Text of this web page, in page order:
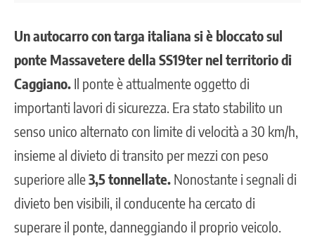
Un autocarro con targa italiana si è bloccato sul
ponte Massavetere della SS19ter nel territorio di
Caggiano. Il ponte è attualmente oggetto di
importanti lavori di sicurezza. Era stato stabilito un
senso unico alternato con limite di velocità a 30 km/h,
insieme al divieto di transito per mezzi con peso
superiore alle3,5 tonnellate. Nonostante i segnali di
divieto ben visibili, il conducente ha cercato di
superare il ponte, danneggiando il proprio veicolo.